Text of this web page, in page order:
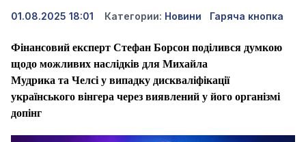
01.08.2025 18:01 Категории: Новини Гаряча кнопка
Фінансовий експерт Стефан Борсон поділився думкою
щодо можливих наслідків для Михайла
Мудрика та Челсі у випадку дискваліфікації
українського вінгера через виявлений у його організмі
допінг